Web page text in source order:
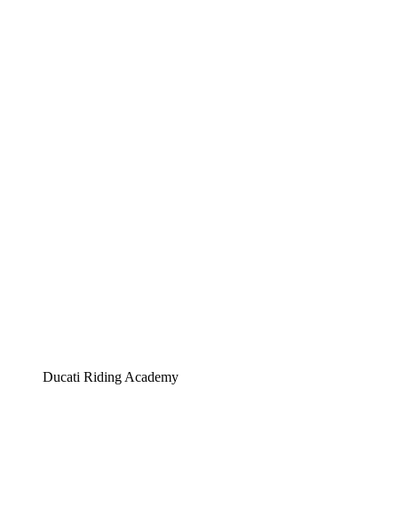
Ducati Riding Academy